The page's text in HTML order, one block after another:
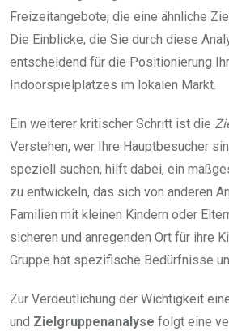
Freizeitangebote, die eine ähnliche
Die Einblicke, die Sie durch diese
entscheidend für die Positionierung
Indoorspielplatzes im lokalen Markt.
Ein weiterer kritischer Schritt ist die
Verstehen, wer Ihre Hauptbesucher
speziell suchen, hilft dabei, ein
zu entwickeln, das sich von anderen
Familien mit kleinen Kindern oder
sicheren und anregenden Ort für ihre
Gruppe hat spezifische Bedürfnisse
Zur Verdeutlichung der Wichtigkeit
und Zielgruppenanalyse folgt eine